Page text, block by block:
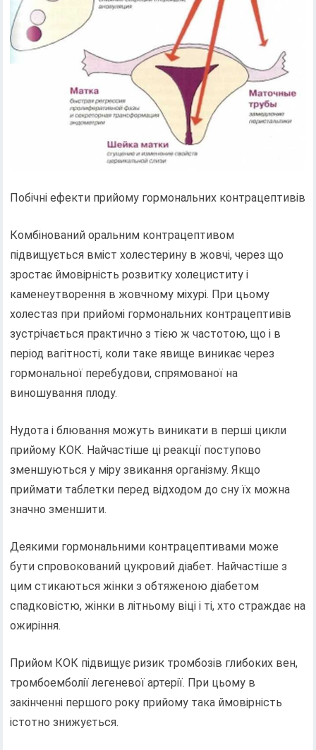
Побічні ефекти прийому гормональних контрацептивів
Комбінований оральним контрацептивом
підвищується вміст холестерину в жовчі, через що
зростає ймовірність розвитку холециститу і
каменеутворення в жовчному міхурі. При цьому
холестаз при прийомі гормональних контрацептивів
зустрічається практично з тією ж частотою, що і в
період вагітності, коли таке явище виникає через
гормональної перебудови, спрямованої на
виношування плоду.
Нудота і блювання можуть виникати в перші цикли
прийому КОК. Найчастіше ці реакції поступово
зменшуються у міру звикання організму. Якщо
приймати таблетки перед відходом до сну їх можна
значно зменшити.
Деякими гормональними контрацептивами може
бути спровокований цукровий діабет. Найчастіше з
цим стикаються жінки з обтяженою діабетом
спадковістю, жінки в літньому віці і ті, хто страждає на
ожиріння.
Прийом КОК підвищує ризик тромбозів глибоких вен,
тромбоемболії легеневої артерії. При цьому в
закінченні першого року прийому така ймовірність
істотно знижується.